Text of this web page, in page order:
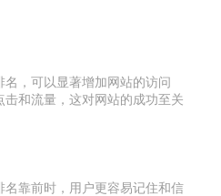
，可以显著增加网站的访问
和流量，这对网站的成功至关
靠前时，用户更容易记住和信